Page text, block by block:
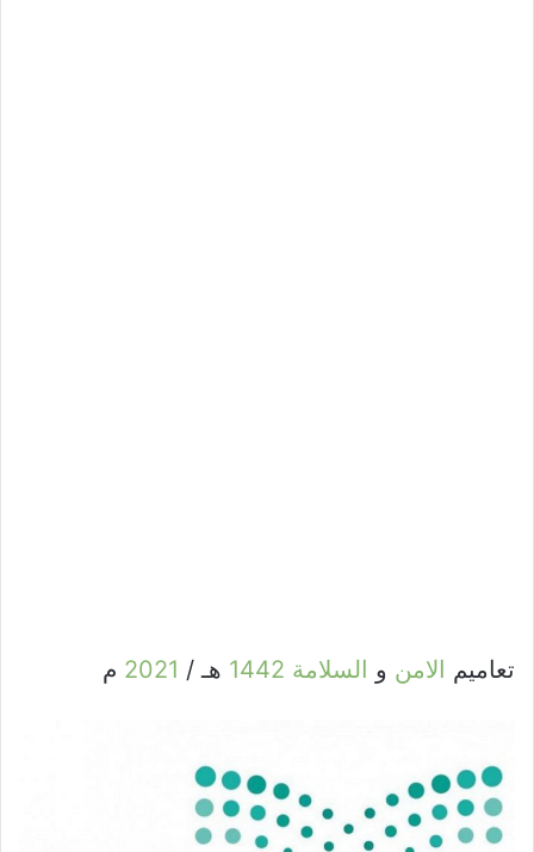
تعاميم الامن و السلامة 1442 هـ / 2021 م